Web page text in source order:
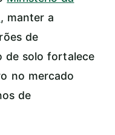
, manter a
de
de solo fortalece
no mercado
de